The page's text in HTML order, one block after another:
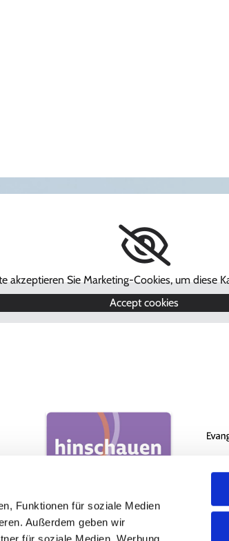
Funktionen für soziale Medien
Außerdem geben wir
akzeptieren Sie Marketing-Cookies, um diese
Accept cookies